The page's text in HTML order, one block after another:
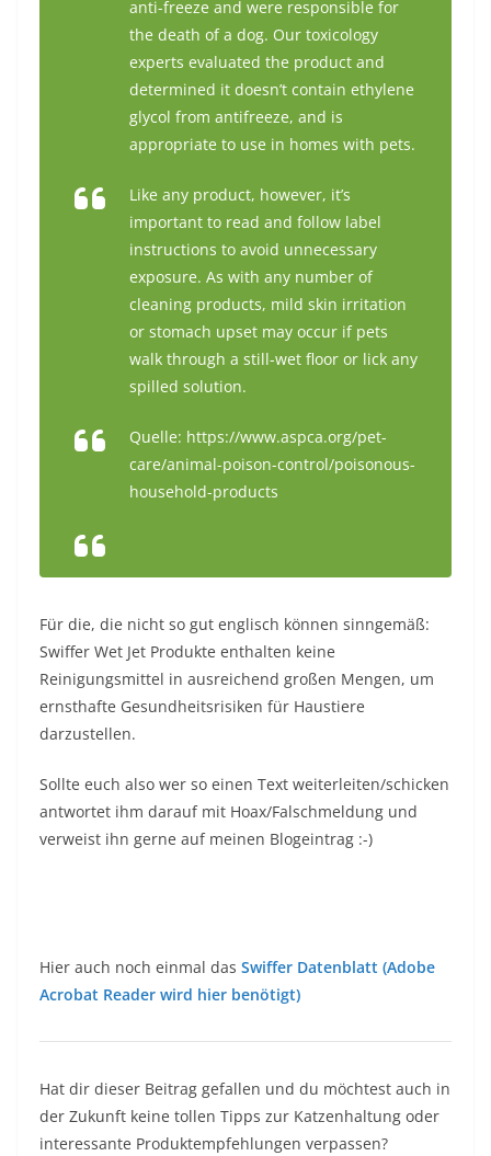
anti-freeze and were responsible for
the death of a dog. Our toxicology
experts evaluated the product and
determined it doesn’t contain ethylene
glycol from antifreeze, and is
appropriate to use in homes with pets.
Like any product, however, it’s
important to read and follow label
instructions to avoid unnecessary
exposure. As with any number of
cleaning products, mild skin irritation
or stomach upset may occur if pets
walk through a still-wet floor or lick any
spilled solution.
Quelle: https://www.aspca.org/pet-
care/animal-poison-control/poisonous-
household-products
Für die, die nicht so gut englisch können sinngemäß:
Swiffer Wet Jet Produkte enthalten keine
Reinigungsmittel in ausreichend großen Mengen, um
ernsthafte Gesundheitsrisiken für Haustiere
darzustellen.
Sollte euch also wer so einen Text weiterleiten/schicken
antwortet ihm darauf mit Hoax/Falschmeldung und
verweist ihn gerne auf meinen Blogeintrag :-)
Hier auch noch einmal das Swiffer Datenblatt (Adobe
Acrobat Reader wird hier benötigt)
Hat dir dieser Beitrag gefallen und du möchtest auch in
der Zukunft keine tollen Tipps zur Katzenhaltung oder
interessante Produktempfehlungen verpassen?